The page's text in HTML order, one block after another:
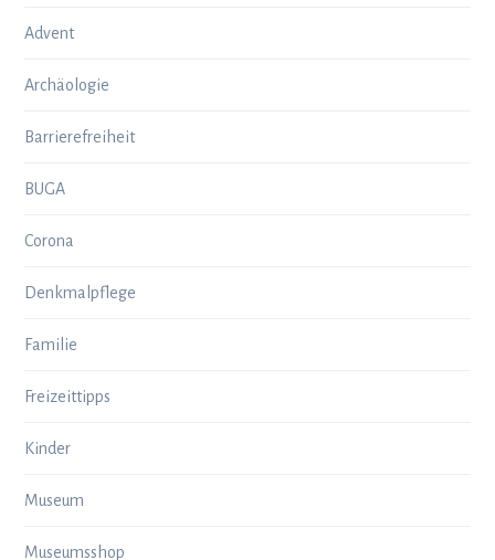
Advent
Archäologie
Barrierefreiheit
BUGA
Corona
Denkmalpflege
Familie
Freizeittipps
Kinder
Museum
Museumsshop